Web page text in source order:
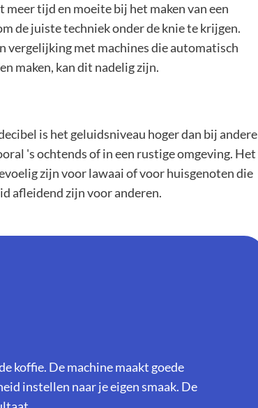
tijd en moeite bij het maken van een
de juiste techniek onder de knie te krijgen.
vergelijking met machines die automatisch
maken, kan dit nadelig zijn.
is het geluidsniveau hoger dan bij andere
's ochtends of in een rustige omgeving. Het
zijn voor lawaai of voor huisgenoten die
afleidend zijn voor anderen.
koffie. De machine maakt goede
instellen naar je eigen smaak. De